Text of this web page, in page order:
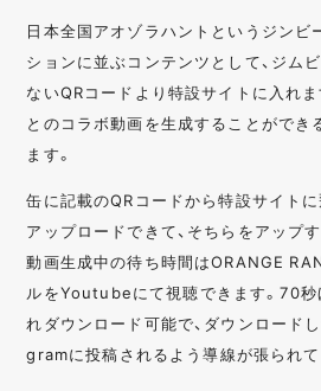
日本全国アオゾラハントというジンビ
ションに並ぶコンテンツとして、ジム
ないQRコードより特設サイトに入れ
とのコラボ動画を生成することができ
ます。
缶に記載のQRコードから特設サイト
アップロードできて、そちらをアップ
動画生成中の待ち時間はORANGE
ルをYoutubeにて視聴できます。70秒
れダウンロード可能で、ダウンロード
gramに投稿されるよう導線が張られて